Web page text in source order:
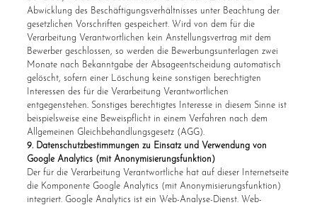
Abwicklung des Beschäftigungsverhältnisses unter Beachtung der
gesetzlichen Vorschriften gespeichert. Wird von dem für die
Verarbeitung Verantwortlichen kein Anstellungsvertrag mit dem
Bewerber geschlossen, so werden die Bewerbungsunterlagen zwei
Monate nach Bekanntgabe der Absageentscheidung automatisch
gelöscht, sofern einer Löschung keine sonstigen berechtigten
Interessen des für die Verarbeitung Verantwortlichen
entgegenstehen. Sonstiges berechtigtes Interesse in diesem Sinne ist
beispielsweise eine Beweispflicht in einem Verfahren nach dem
Allgemeinen Gleichbehandlungsgesetz (AGG).
9. Datenschutzbestimmungen zu Einsatz und Verwendung von
Google Analytics (mit Anonymisierungsfunktion)
Der für die Verarbeitung Verantwortliche hat auf dieser Internetseite
die Komponente Google Analytics (mit Anonymisierungsfunktion)
integriert. Google Analytics ist ein Web-Analyse-Dienst. Web-